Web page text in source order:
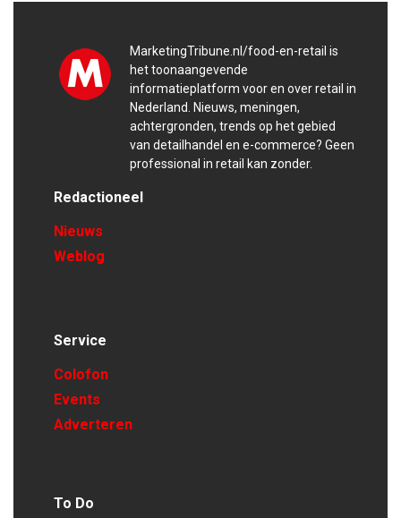
MarketingTribune.nl/food-en-retail is
het toonaangevende
informatieplatform voor en over retail in
Nederland. Nieuws, meningen,
achtergronden, trends op het gebied
van detailhandel en e-commerce? Geen
professional in retail kan zonder.
Redactioneel
Nieuws
Weblog
Service
Colofon
Events
Adverteren
To Do